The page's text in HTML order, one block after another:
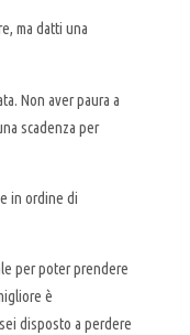
ma datti una
Non aver paura a
scadenza per
in ordine di
per poter prendere
è
disposto a perdere